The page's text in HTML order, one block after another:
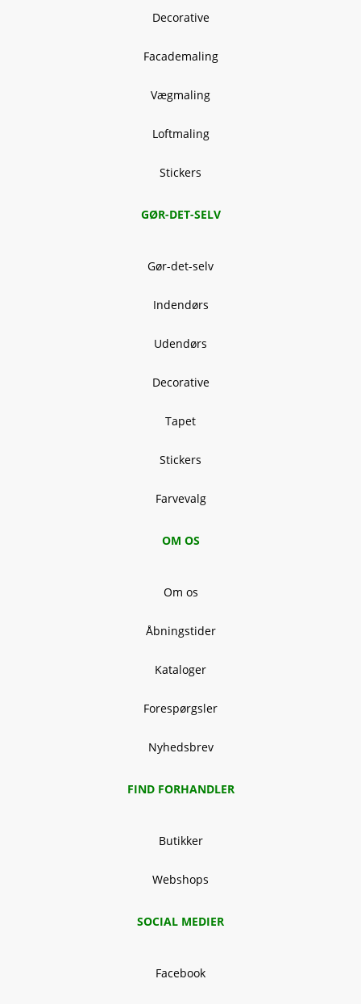
Decorative
Facademaling
Vægmaling
Loftmaling
Stickers
GØR-DET-SELV
Gør-det-selv
Indendørs
Udendørs
Decorative
Tapet
Stickers
Farvevalg
OM OS
Om os
Åbningstider
Kataloger
Forespørgsler
Nyhedsbrev
FIND FORHANDLER
Butikker
Webshops
SOCIAL MEDIER
Facebook